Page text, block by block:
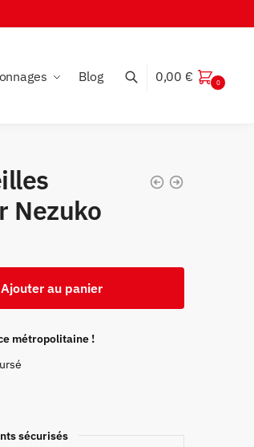
Blog 0,00 € 0
Nezuko
Ajouter au panier
métropolitaine !
sécurisés